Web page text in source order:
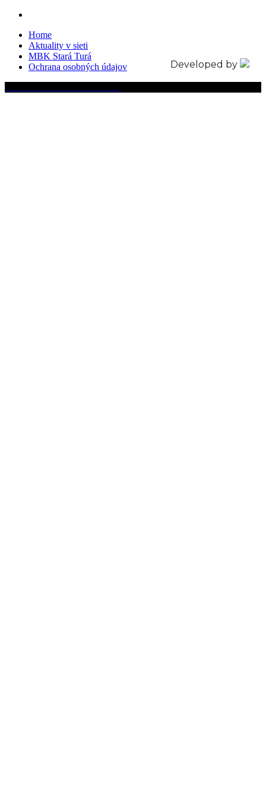
Home
Aktuality v sieti
MBK Stará Turá
Ochrana osobných údajov
Developed by